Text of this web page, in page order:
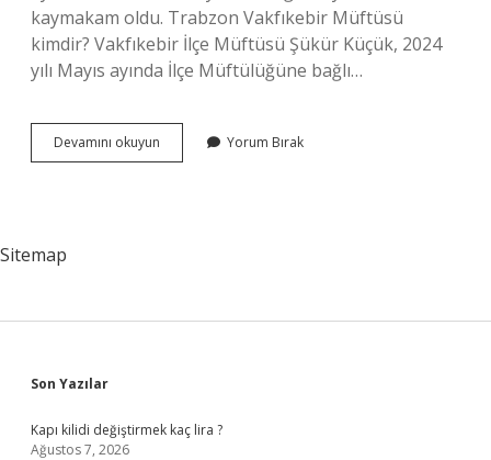
kaymakam oldu. Trabzon Vakfıkebir Müftüsü
kimdir? Vakfıkebir İlçe Müftüsü Şükür Küçük, 2024
yılı Mayıs ayında İlçe Müftülüğüne bağlı…
Devamını okuyun Trabzon
Vakfıkebir
Yorum Bırak
Sitemap
Sidebar
Son Yazılar
Kapı kilidi değiştirmek kaç lira ?
Ağustos 7, 2026